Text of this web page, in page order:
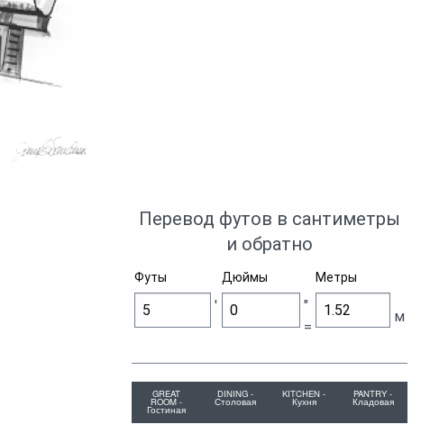
Перевод футов в сантиметры
и обратно
Футы Дюймы Метры
'
"
=
м
GREAT
ROOM -
Гостиная
DINING -
Столовая
KITCHEN -
Кухня
PANTRY -
Кладовая